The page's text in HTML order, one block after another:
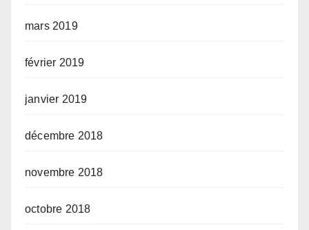
mars 2019
février 2019
janvier 2019
décembre 2018
novembre 2018
octobre 2018